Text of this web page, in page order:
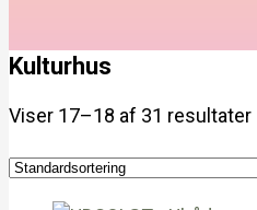
Kulturhus
Viser 17–18 af 31 resultater